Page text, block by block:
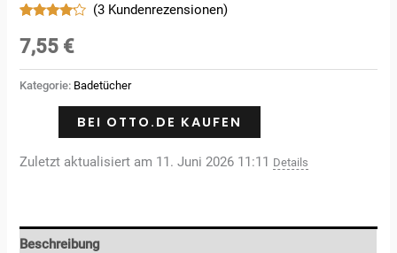
mit4.00
von 5,
basierend
auf
Kundenbewertungen
(3 Kundenrezensionen)
7,55 €
Kategorie: Badetücher
BEI OTTO.DE KAUFEN
Zuletzt aktualisiert am 11. Juni 2026 11:11 Details
Beschreibung